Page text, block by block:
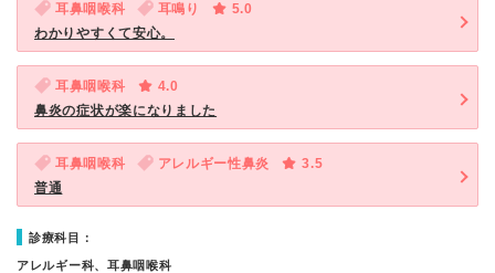
耳鼻咽喉科 耳鳴り
5.0
わかりやすくて安心。
耳鼻咽喉科
4.0
鼻炎の症状が楽になりました
耳鼻咽喉科 アレルギー性鼻炎
3.5
普通
診療科目：
アレルギー科、耳鼻咽喉科